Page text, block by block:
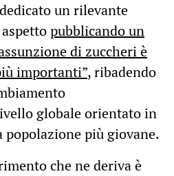
un rilevante
pubblicando un
di zuccheri è
importanti”,ribadendo
globale orientato in
più giovane.
che ne deriva è